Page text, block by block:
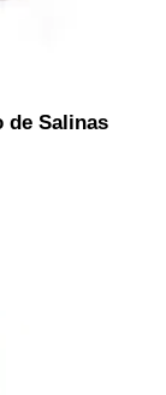
de Salinas